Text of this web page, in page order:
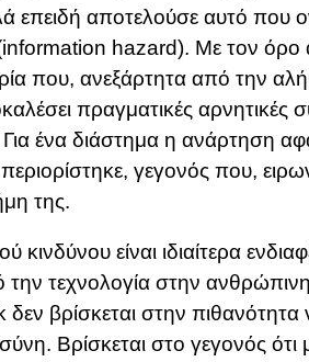
επειδή αποτελούσε αυτό που
hazard). Με τον όρο
που, ανεξάρτητα από την
πραγματικές αρνητικές
Για ένα διάστημα η ανάρτηση
γεγονός που,
της.
είναι ιδιαίτερα
την τεχνολογία στην
βρίσκεται στην πιθανότητα
Βρίσκεται στο γεγονός ότι